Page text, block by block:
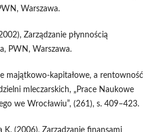
Warszawa.
Zarządzanie płynnością
PWN, Warszawa.
majątkowo-kapitałowe, a rentowność
mleczarskich, „Prace Naukowe
we Wrocławiu”, (261), s. 409–423.